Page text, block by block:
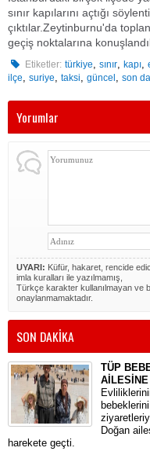
sınır kapılarını açtığı
çıktılar.Zeytinburnu'da
geçiş noktalarına
Etiketler: türkiye,sınır,kapı,
ilçe, suriye, taksi, güncel , son
Yorumlar
UYARI: Küfür, hakaret, rencide
imla kuralları ile yazılmamış,
Türkçe karakter kullanılmayan ve
onaylanmamaktadır.
SON DAKİKA
TÜP
AİLESİNE
Doğan
harekete geçti.